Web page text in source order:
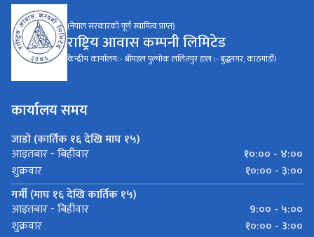
(नेपाल सरकारको पूर्ण स्वामित्व प्राप्त)
राष्ट्रिय आवास कम्पनी लिमिटेड
केन्द्रीय कार्यालय:- श्रीमहल पुल्चोक ललितपुर हाल :- बुद्धनगर, काठमाडौँ।
कार्यालय समय
जाडो (कार्तिक १६ देखि माघ १५)
आइतबार - बिहीवार
१०:०० - ४:००
शुक्रवार
१०:०० - ३:००
गर्मी (माघ १६ देखि कार्तिक १५)
आइतबार - बिहीवार
9:०० - ५:००
शुक्रवार
१०:०० - 3:००